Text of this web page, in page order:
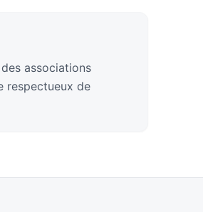
associations
respectueux de